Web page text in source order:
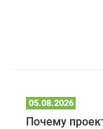
05.08.2026